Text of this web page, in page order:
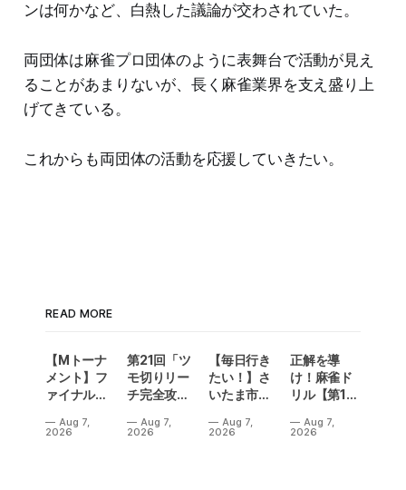
ンは何かなど、白熱した議論が交わされていた。
両団体は麻雀プロ団体のように表舞台で活動が見え
ることがあまりないが、長く麻雀業界を支え盛り上
げてきている。
これからも両団体の活動を応援していきたい。
READ MORE
【Mトーナ
メント】フ
ァイナル／2
ニバル！東
Aug 7,
2026
第21回「ツ
モ切りリー
チ完全攻
Aug 7,
2026
【毎日行き
たい！】さ
いたま市に
誕生！？
Aug 7,
2026
正解を導
け！麻雀ド
リル【第14
Aug 7,
2026